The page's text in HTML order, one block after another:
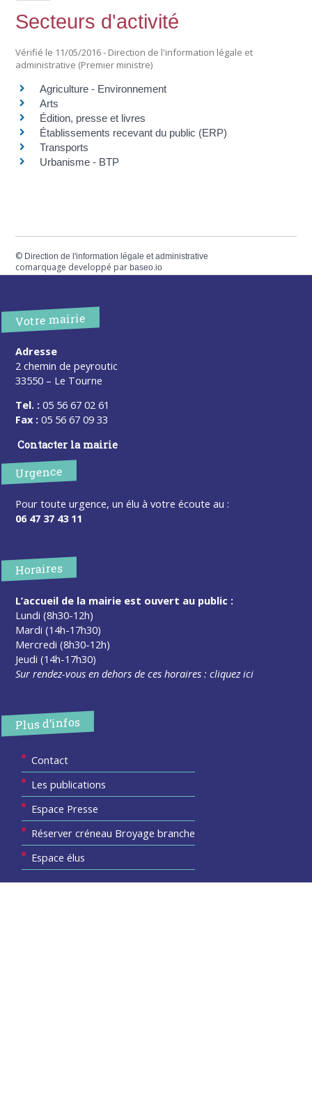
Secteurs d'activité
Vérifié le 11/05/2016 - Direction de l'information légale et
administrative (Premier ministre)
Agriculture - Environnement
Arts
Édition, presse et livres
Établissements recevant du public (ERP)
Transports
Urbanisme - BTP
© Direction de l'information légale et administrative
comarquage developpé parbaseo.io
Votre mairie
Adresse
2 chemin de peyroutic
33550 – Le Tourne
Tel. : 05 56 67 02 61
Fax : 05 56 67 09 33
Contacter la mairie
Urgence
Pour toute urgence, un élu à votre écoute au :
06 47 37 43 11
Horaires
L’accueil de la mairie est ouvert au public :
Lundi (8h30-12h)
Mardi (14h-17h30)
Mercredi (8h30-12h)
Jeudi (14h-17h30)
Sur rendez-vous en dehors de ces horaires :cliquez ici
Plus d’infos
Contact
Les publications
Espace Presse
Réserver créneau Broyage branche
Espace élus